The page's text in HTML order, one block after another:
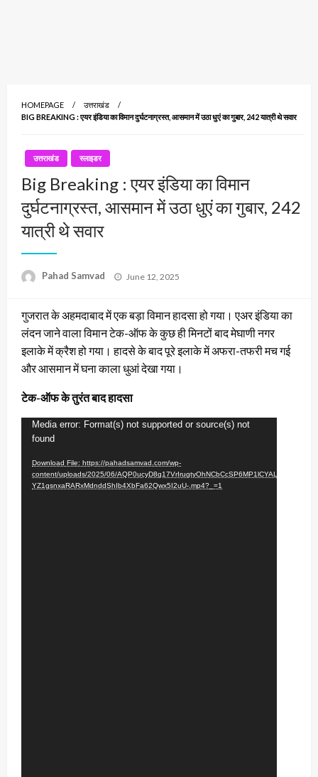
HOMEPAGE
उत्तराखंड
BIG BREAKING : एयर इंडिया का विमान दुर्घटनाग्रस्त, आसमान में उठा धुएं का गुबार, 242 यात्री थे सवार
उत्तराखंड स्लाइडर
Big Breaking : एयर इंडिया का विमान
दुर्घटनाग्रस्त, आसमान में उठा धुएं का गुबार, 242
यात्री थे सवार
Pahad Samvad
Posted
June 12, 2025
गुजरात के अहमदाबाद में एक बड़ा विमान हादसा हो गया। एअर इंडिया का
लंदन जाने वाला विमान टेक-ऑफ के कुछ ही मिनटों बाद मेघाणी नगर
इलाके में क्रैश हो गया। हादसे के बाद पूरे इलाके में अफरा-तफरी मच गई
और आसमान में घना काला धुआं देखा गया।
टेक-ऑफ के तुरंत बाद हादसा
Video
Player
Media error: Format(s) not supported or source(s) not
found
Download File: https://pahadsamvad.com/wp-
content/uploads/2025/06/
YZ1gsnxaRARxMdnddShIb4XbFa62Qwx5I2uU-.mp4?_=1